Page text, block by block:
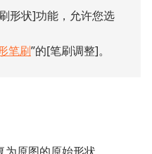
形状]功能，允许您选
笔刷”的[笔刷调整]。